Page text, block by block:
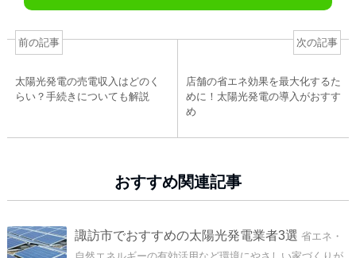
前の記事
太陽光発電の売電収入はどのく
らい？手続きについても解説
次の記事
店舗の省エネ効果を最大化するた
めに！太陽光発電の導入がおすす
め
おすすめ関連記事
諏訪市でおすすめの太陽光発電業者3選 省エネ・